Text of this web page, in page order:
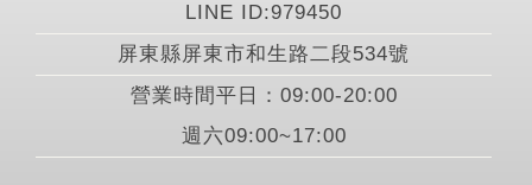
LINE ID:979450
屏東縣屏東市和生路二段534號
營業時間平日：09:00-20:00
週六09:00~17:00